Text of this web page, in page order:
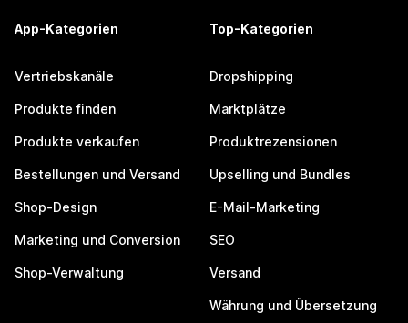
App-Kategorien
Vertriebskanäle
Produkte finden
Produkte verkaufen
Bestellungen und Versand
Shop-Design
Marketing und Conversion
Shop-Verwaltung
Top-Kategorien
Dropshipping
Marktplätze
Produktrezensionen
Upselling und Bundles
E-Mail-Marketing
SEO
Versand
Währung und Übersetzung